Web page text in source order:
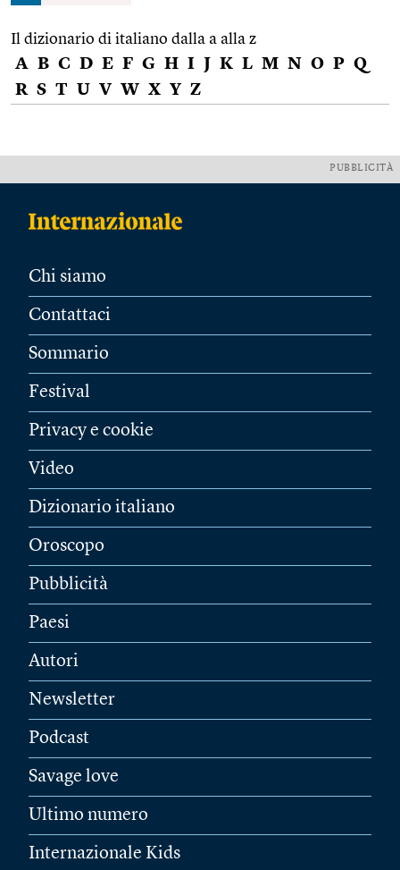
Il dizionario di italiano dalla a alla z
A B C D E F G H I J K L M N O P Q
R S T U V W X Y Z
PUBBLICITÀ
Chi siamo
Contattaci
Sommario
Festival
Privacy e cookie
Video
Dizionario italiano
Oroscopo
Pubblicità
Paesi
Autori
Newsletter
Podcast
Savage love
Ultimo numero
Internazionale Kids